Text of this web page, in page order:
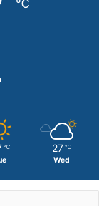
℃
℃ 27 ℃
Wed